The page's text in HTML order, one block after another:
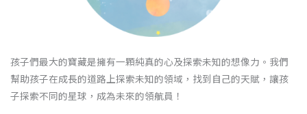
孩子們最大的寶藏是擁有一顆純真的心及探索未知的想像力。我們
幫助孩子在成長的道路上探索未知的領域，找到自己的天賦，讓孩
子探索不同的星球，成為未來的領航員！